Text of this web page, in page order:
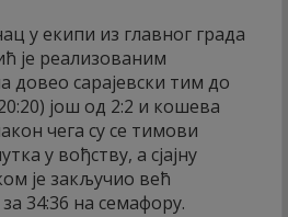
у екипи из главног града
је реализованим
сарајевски тим до
још од 2:2 и кошева
чега су се тимови
у вођству, а сјајну
је закључио већ
34:36 на семафору.